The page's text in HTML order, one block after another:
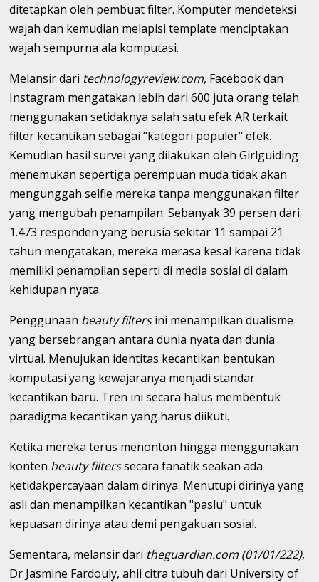
ditetapkan oleh pembuat filter. Komputer mendeteksi
wajah dan kemudian melapisi template menciptakan
wajah sempurna ala komputasi.
Melansir dari technologyreview.com, Facebook dan
Instagram mengatakan lebih dari 600 juta orang telah
menggunakan setidaknya salah satu efek AR terkait
filter kecantikan sebagai "kategori populer" efek.
Kemudian hasil survei yang dilakukan oleh Girlguiding
menemukan sepertiga perempuan muda tidak akan
mengunggah selfie mereka tanpa menggunakan filter
yang mengubah penampilan. Sebanyak 39 persen dari
1.473 responden yang berusia sekitar 11 sampai 21
tahun mengatakan, mereka merasa kesal karena tidak
memiliki penampilan seperti di media sosial di dalam
kehidupan nyata.
Penggunaan beauty filtersini menampilkan dualisme
yang bersebrangan antara dunia nyata dan dunia
virtual. Menujukan identitas kecantikan bentukan
komputasi yang kewajaranya menjadi standar
kecantikan baru. Tren ini secara halus membentuk
paradigma kecantikan yang harus diikuti.
Ketika mereka terus menonton hingga menggunakan
konten beauty filterssecara fanatik seakan ada
ketidakpercayaan dalam dirinya. Menutupi dirinya yang
asli dan menampilkan kecantikan "paslu" untuk
kepuasan dirinya atau demi pengakuan sosial.
Sementara, melansir dari theguardian.com (01/01/222),
Dr Jasmine Fardouly, ahli citra tubuh dari University of